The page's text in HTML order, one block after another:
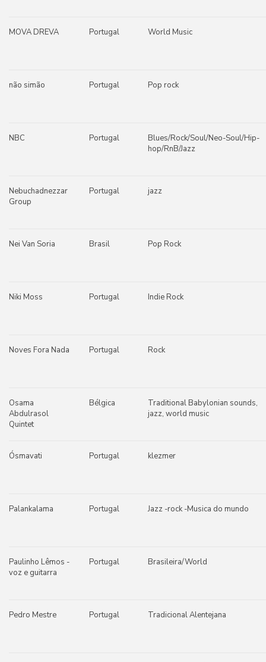
MOVA DREVA Portugal World Music
não simão Portugal Pop rock
NBC Portugal
Blues/Rock/Soul/Neo-Soul/Hip-
hop/RnB/Jazz
Nebuchadnezzar
Group
Portugal jazz
Nei Van Soria Brasil Pop Rock
Niki Moss Portugal Indie Rock
Noves Fora Nada Portugal Rock
Osama
Abdulrasol
Quintet
Bélgica
Traditional Babylonian sounds,
jazz, world music
Ósmavati Portugal klezmer
Palankalama Portugal Jazz -rock -Musica do mundo
Paulinho Lêmos -
voz e guitarra
Portugal Brasileira/World
Pedro Mestre Portugal Tradicional Alentejana